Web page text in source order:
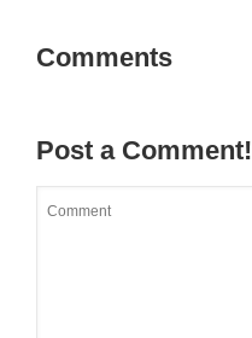
Comments
Post a Comment!